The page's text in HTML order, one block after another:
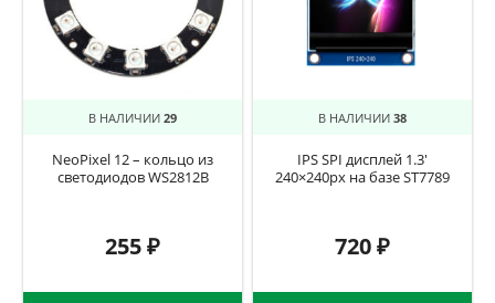
В НАЛИЧИИ 29
NeoPixel 12 – кольцо из
светодиодов WS2812B
255₽
В НАЛИЧИИ 38
IPS SPI дисплей 1.3′
240×240px на базе ST7789
720₽